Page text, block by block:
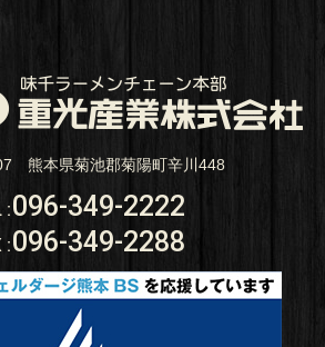
熊本県菊池郡菊陽町辛川448
:096-349-2222
:096-349-2288